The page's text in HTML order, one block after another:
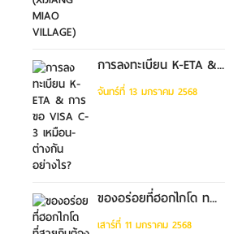
การลงทะเบียน K-ETA &...
จันทร์ที่ 13 มกราคม 2568
ของอร่อยที่ฮอกไกโด ท...
เสาร์ที่ 11 มกราคม 2568